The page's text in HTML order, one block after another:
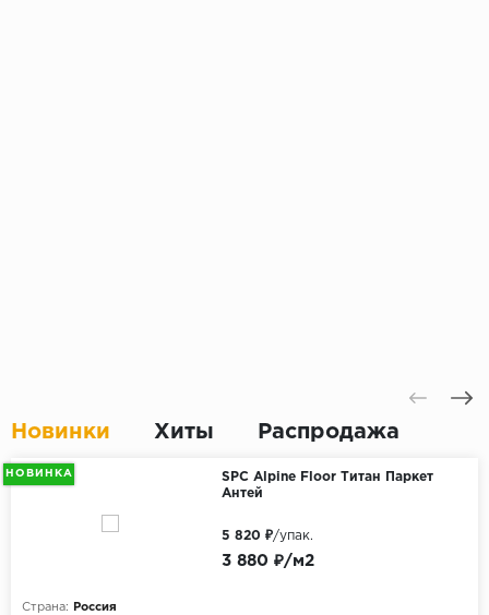
Новинки Хиты Распродажа
НОВИНКА
SPC Alpine Floor Титан Паркет
Антей
Страна:
Россия
3 880 ₽/м2
5 820 ₽/упак.